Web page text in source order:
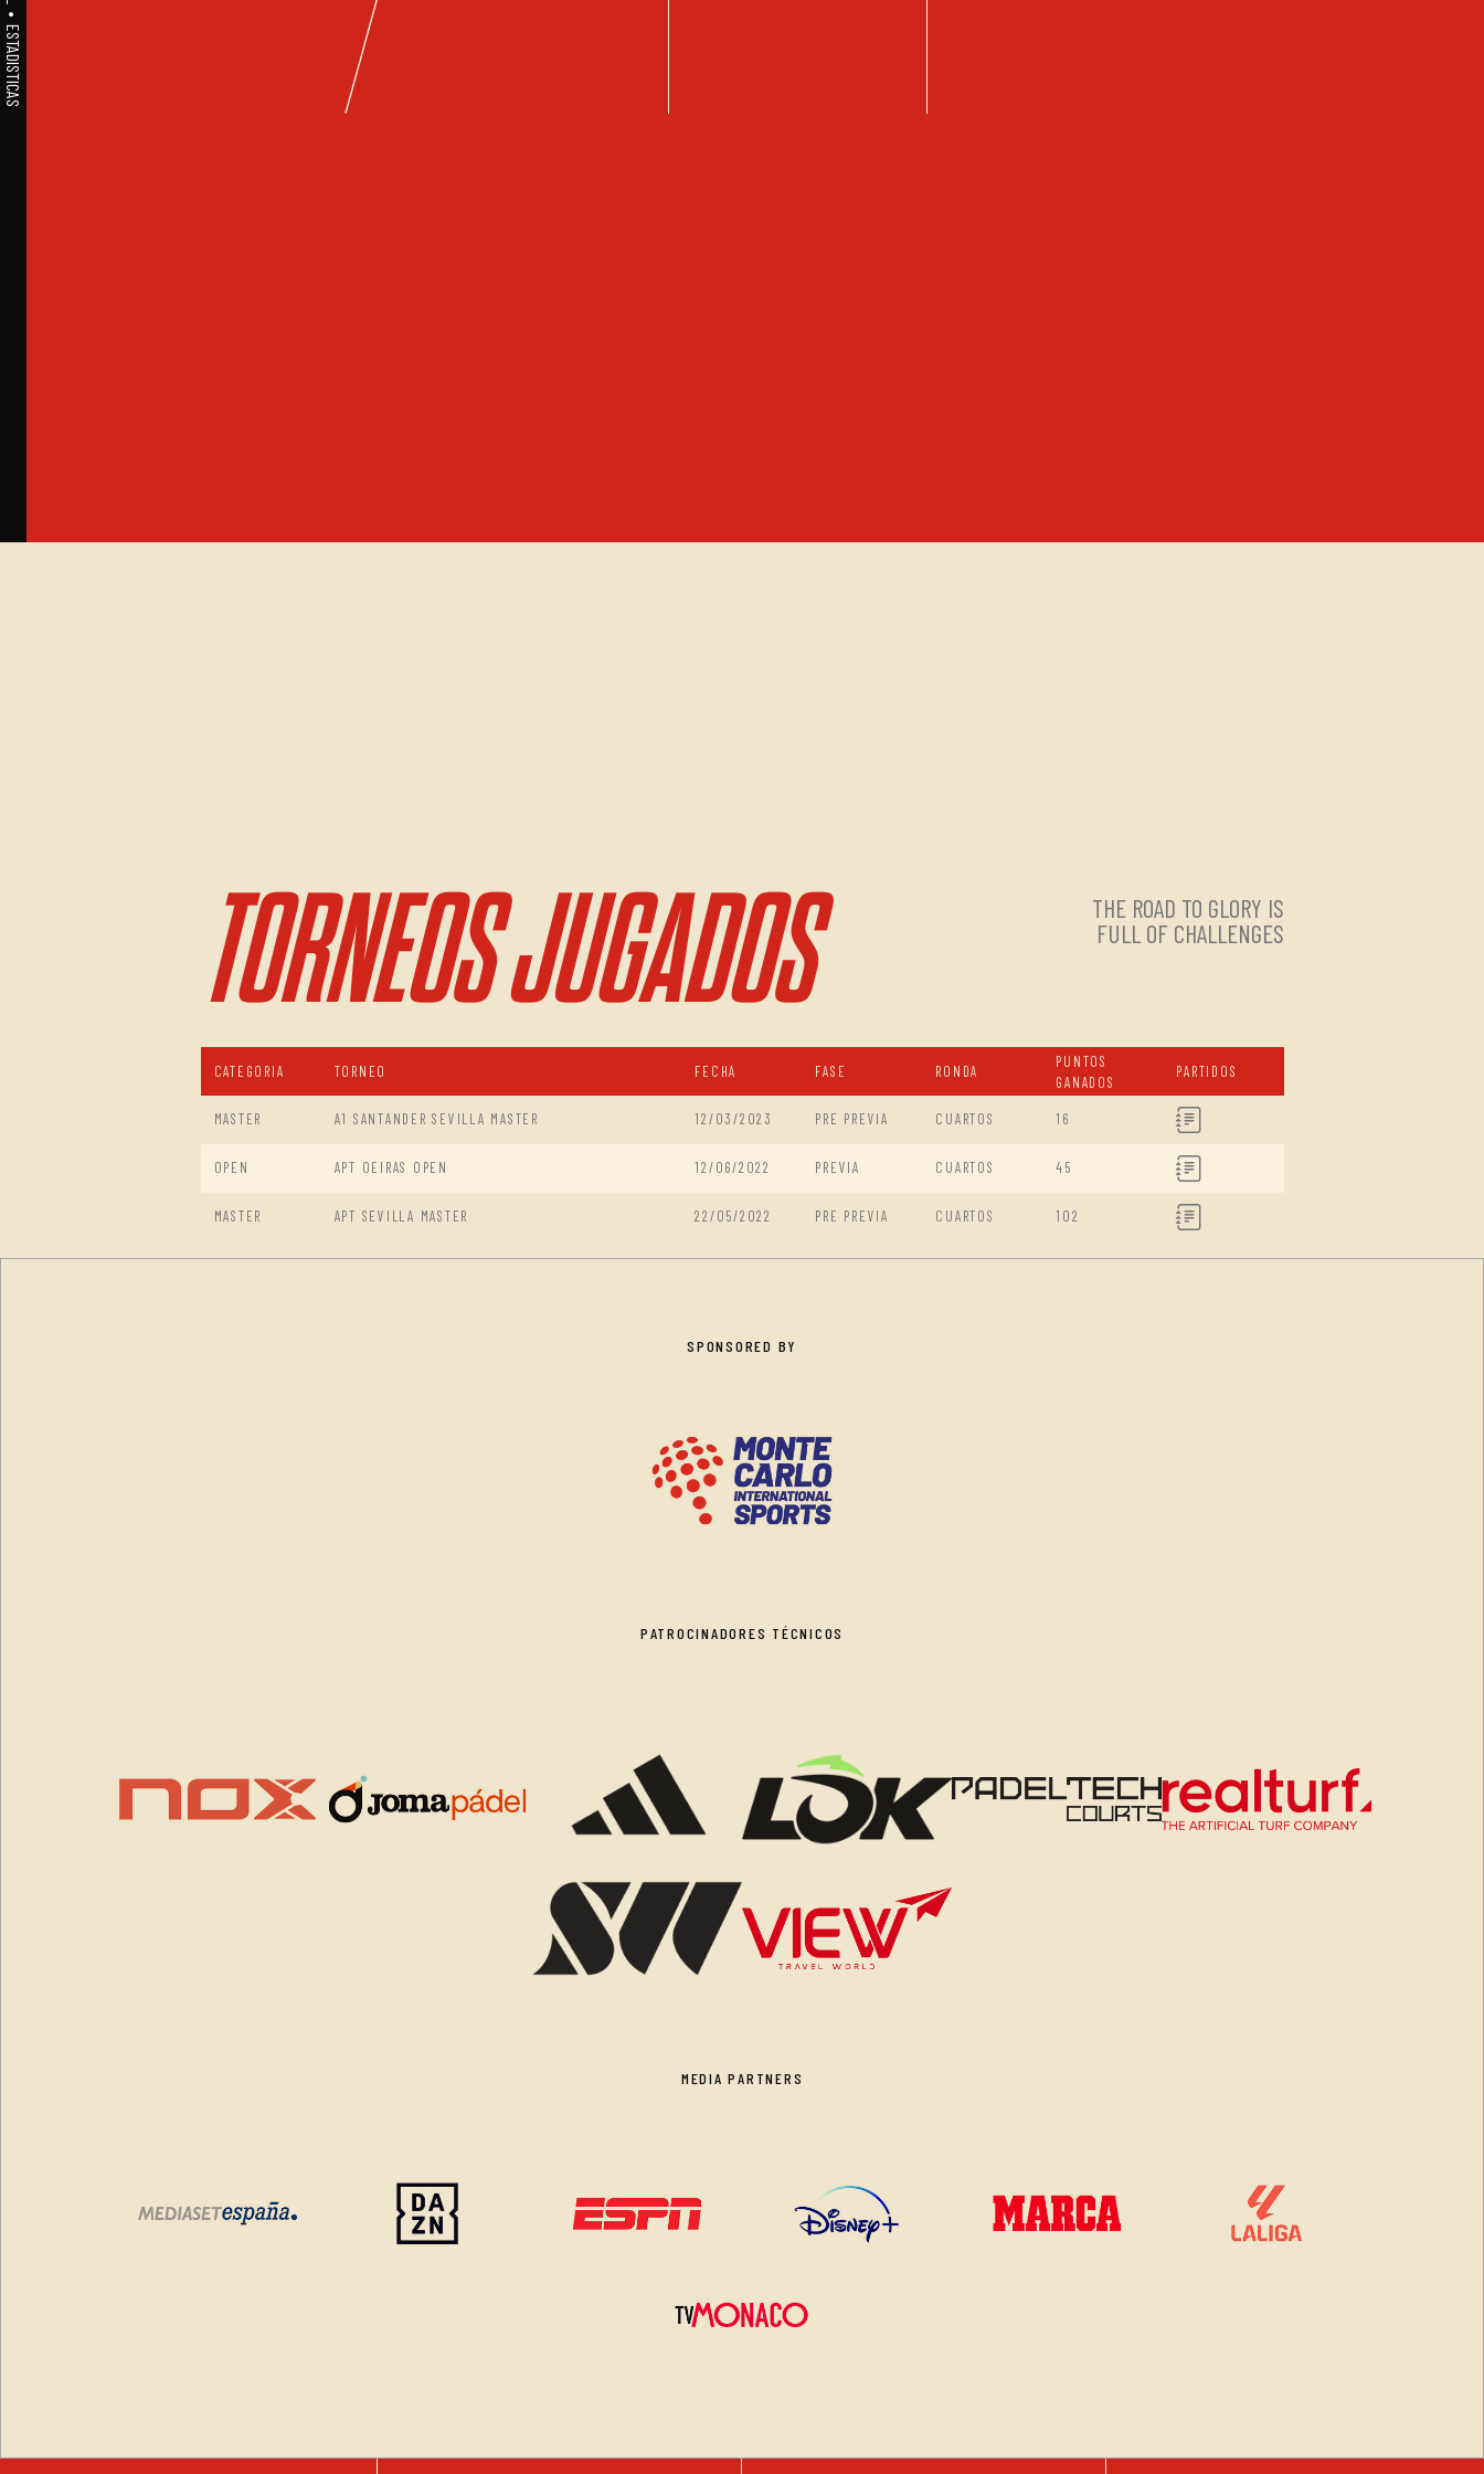
TORNEOS JUGADOS
THE ROAD TO GLORY IS
FULL OF CHALLENGES
CATEGORIA TORNEO FECHA FASE RONDA
PUNTOS
GANADOS
PARTIDOS
MASTER A1 SANTANDER SEVILLA MASTER 12/03/2023 PRE PREVIA CUARTOS 16
OPEN APT OEIRAS OPEN 12/06/2022 PREVIA CUARTOS 45
MASTER APT SEVILLA MASTER 22/05/2022 PRE PREVIA CUARTOS 102
SPONSORED BY
PATROCINADORES TÉCNICOS
MEDIA PARTNERS